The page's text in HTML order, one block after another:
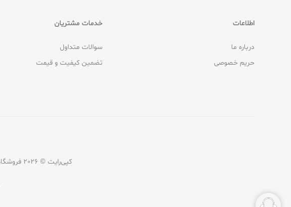
اطلاعات
درباره ما
حریم خصوصی
خدمات مشتریان
سوالات متداول
تضمین کیفیت و قیمت
کپی‌رایت © 2026 فروشگاه قطعات یدکی پاراکس، کلیه حقوق برای سایت محفوظ است.